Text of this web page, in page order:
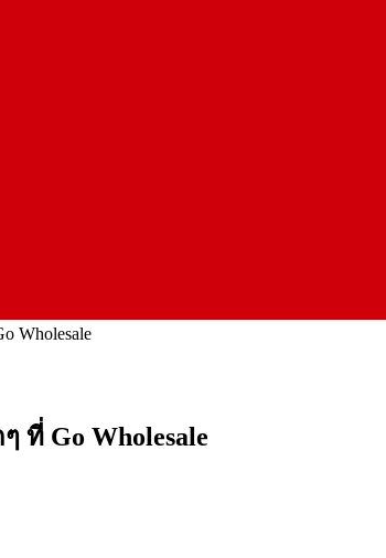
Wholesale
ที่ Go Wholesale